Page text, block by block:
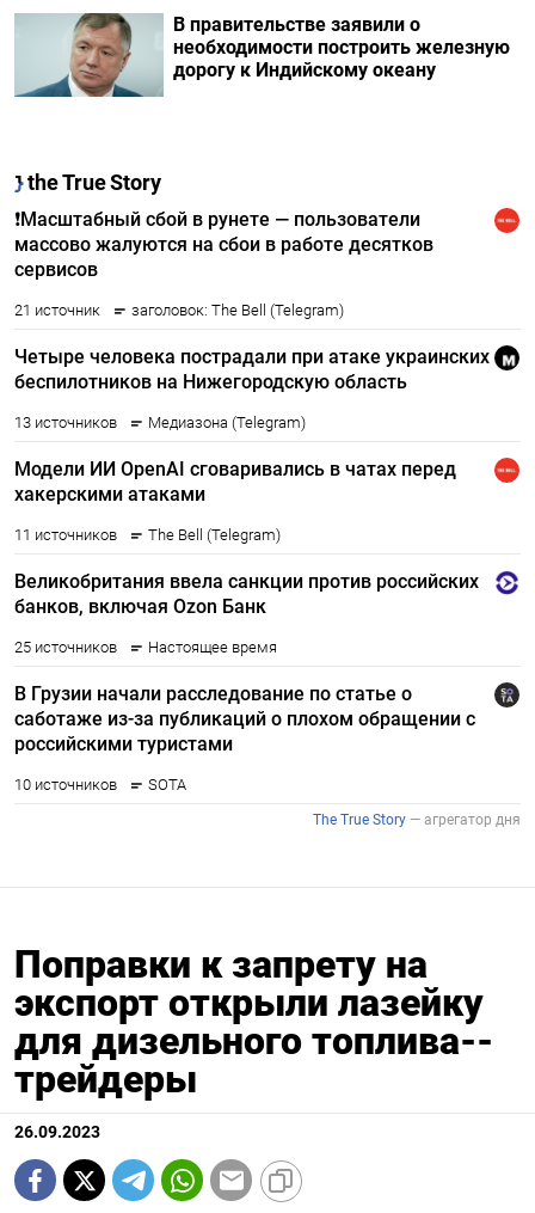
В правительстве заявили о
необходимости построить железную
дорогу к Индийскому океану
Поправки к запрету на
экспорт открыли лазейку
для дизельного топлива--
трейдеры
26.09.2023